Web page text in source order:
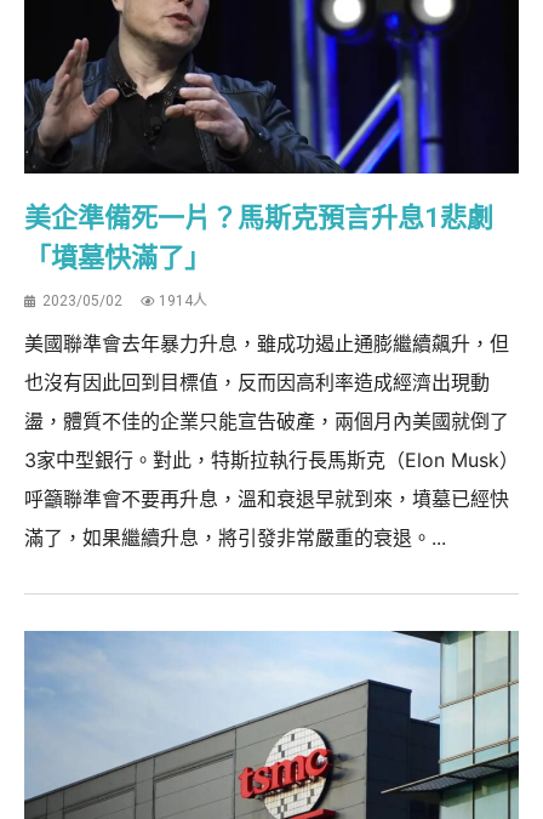
美企準備死一片？馬斯克預言升息1悲劇
「墳墓快滿了」
2023/05/02 1914人
美國聯準會去年暴力升息，雖成功遏止通膨繼續飆升，但
也沒有因此回到目標值，反而因高利率造成經濟出現動
盪，體質不佳的企業只能宣告破產，兩個月內美國就倒了
3家中型銀行。對此，特斯拉執行長馬斯克（Elon Musk）
呼籲聯準會不要再升息，溫和衰退早就到來，墳墓已經快
滿了，如果繼續升息，將引發非常嚴重的衰退。...